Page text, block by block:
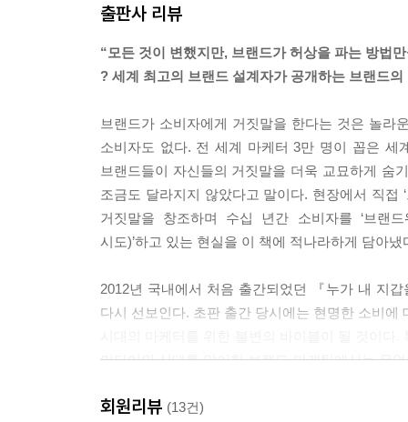
출판사 리뷰
“모든 것이 변했지만, 브랜드가 허상을 파는 방법
? 세계 최고의 브랜드 설계자가 공개하는 브랜드의
브랜드가 소비자에게 거짓말을 한다는 것은 놀라
소비자도 없다. 전 세계 마케터 3만 명이 꼽은 세
브랜드들이 자신들의 거짓말을 더욱 교묘하게 숨
조금도 달라지지 않았다고 말이다. 현장에서 직접
거짓말을 창조하며 수십 년간 소비자를 ‘브랜
시도)’하고 있는 현실을 이 책에 적나라하게 담아냈
2012년 국내에서 처음 출간되었던 『누가 내 지
다시 선보인다. 초판 출간 당시에는 현명한 소비
미디어의 시대를 맞이한 브랜드 마케팅에서는 무
회원리뷰 (13건)